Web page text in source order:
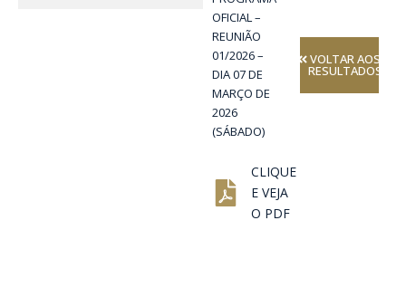
OFICIAL –
REUNIÃO
01/2026 –
DIA 07 DE
MARÇO DE
2026
(SÁBADO)
CLIQUE
E VEJA
O PDF
VOLTAR AOS
RESULTADOS